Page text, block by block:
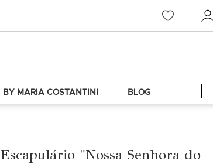
BY MARIA COSTANTINI BLOG
Escapulário "Nossa Senhora do